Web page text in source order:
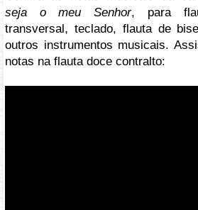
seja o meu Senhor, para
transversal, teclado, flauta de
outros instrumentos musicais.
notas na flauta doce contralto: